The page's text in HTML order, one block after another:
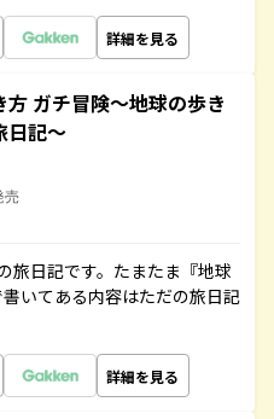
詳細を見る
方 ガチ冒険～地球の歩き
日記～
売
旅日記です。たまたま『地球
いてある内容はただの旅日記
詳細を見る